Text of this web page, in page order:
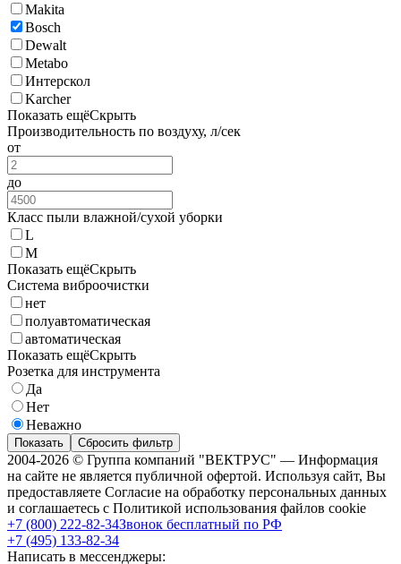
Makita
Bosch
Dewalt
Metabo
Интерскол
Karcher
Показать ещёСкрыть
Производительность по воздуху, л/сек
от
до
Класс пыли влажной/сухой уборки
L
M
Показать ещёСкрыть
Система виброочистки
нет
полуавтоматическая
автоматическая
Показать ещёСкрыть
Розетка для инструмента
Да
Нет
Неважно
Показать Сбросить фильтр
2004-2026 © Группа компаний "ВЕКТРУС" — Информация
на сайте не является публичной офертой. Используя сайт, Вы
предоставляете Согласие на обработку персональных данных
и соглашаетесь с Политикой использования файлов cookie
+7 (800) 222-82-34Звонок бесплатный по РФ
+7 (495) 133-82-34
Написать в мессенджеры: